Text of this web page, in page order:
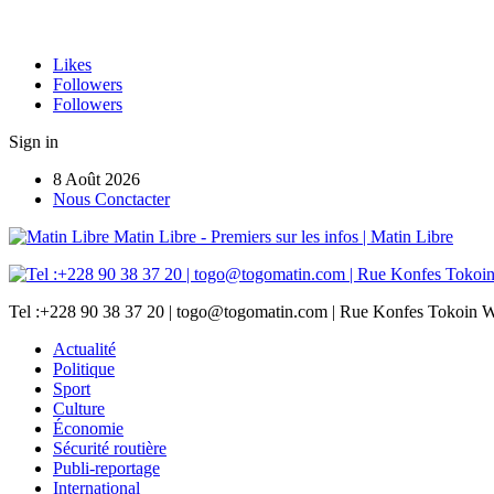
Likes
Followers
Followers
Sign in
8 Août 2026
Nous Conctacter
Matin Libre - Premiers sur les infos | Matin Libre
Tel :+228 90 38 37 20 | togo@togomatin.com | Rue Konfes Tokoin
Actualité
Politique
Sport
Culture
Économie
Sécurité routière
Publi-reportage
International